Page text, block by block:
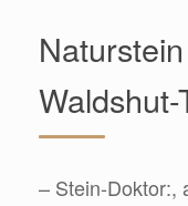
– Stein-Doktor:,